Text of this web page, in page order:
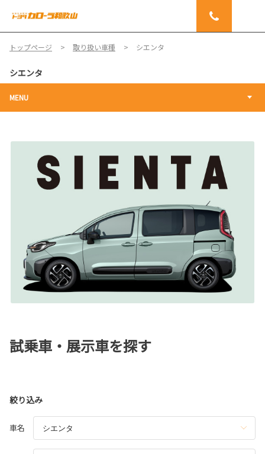
トップページ 取り扱い車種 シエンタ
シエンタ
MENU
試乗車・展示車を探す
絞り込み
車名